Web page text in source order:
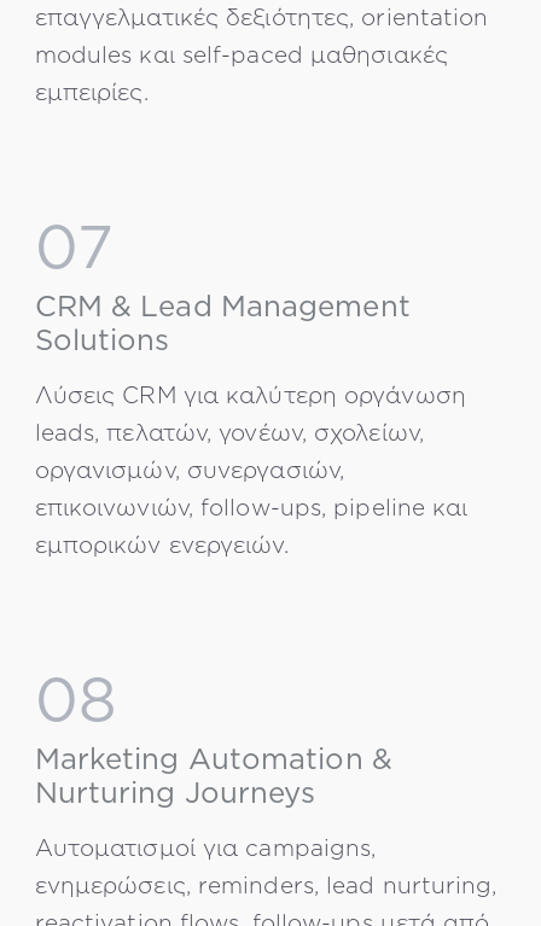
επαγγελματικές δεξιότητες, orientation
modules και self-paced μαθησιακές
εμπειρίες.
07
CRM & Lead Management
Solutions
Λύσεις CRM για καλύτερη οργάνωση
leads, πελατών, γονέων, σχολείων,
οργανισμών, συνεργασιών,
επικοινωνιών, follow-ups, pipeline και
εμπορικών ενεργειών.
08
Marketing Automation &
Nurturing Journeys
Αυτοματισμοί για campaigns,
ενημερώσεις, reminders, lead nurturing,